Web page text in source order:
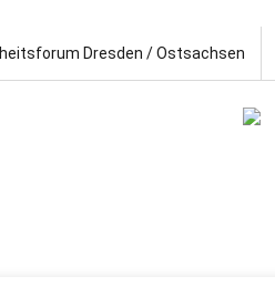
Dresden / Ostsachsen